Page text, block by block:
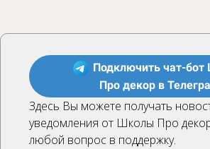
Подключить чат-
Про декор в
Здесь Вы можете получать
уведомления от Школы Про
любой вопрос в поддержку.